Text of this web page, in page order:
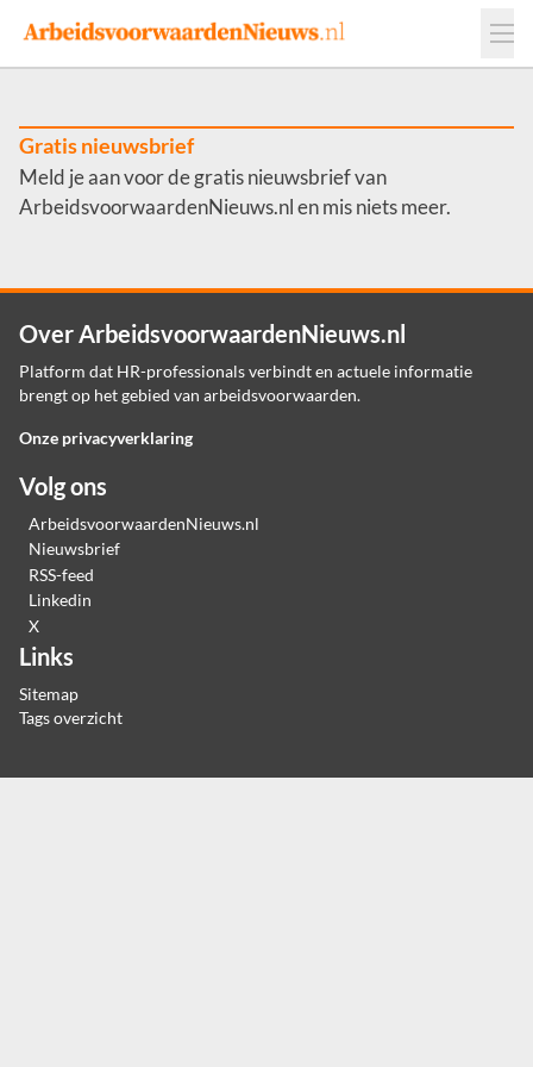
Events
Adverteren
Werkgevers
Contact
Gratis nieuwsbrief
Meld je aan voor de gratis nieuwsbrief van
ArbeidsvoorwaardenNieuws.nl en mis niets meer.
Over ArbeidsvoorwaardenNieuws.nl
Platform dat HR-professionals verbindt en actuele informatie
brengt op het gebied van arbeidsvoorwaarden.
Onze privacyverklaring
Volg ons
ArbeidsvoorwaardenNieuws.nl
Nieuwsbrief
RSS-feed
Linkedin
X
Links
Sitemap
Tags overzicht